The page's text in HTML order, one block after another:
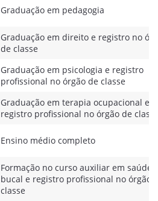
Graduação em pedagogia
Graduação em direito e registro no
de classe
Graduação em psicologia e registro
profissional no órgão de classe
Graduação em terapia ocupacional e
registro profissional no órgão de
Ensino médio completo
Formação no curso auxiliar em saúde
bucal e registro profissional no órgão
classe